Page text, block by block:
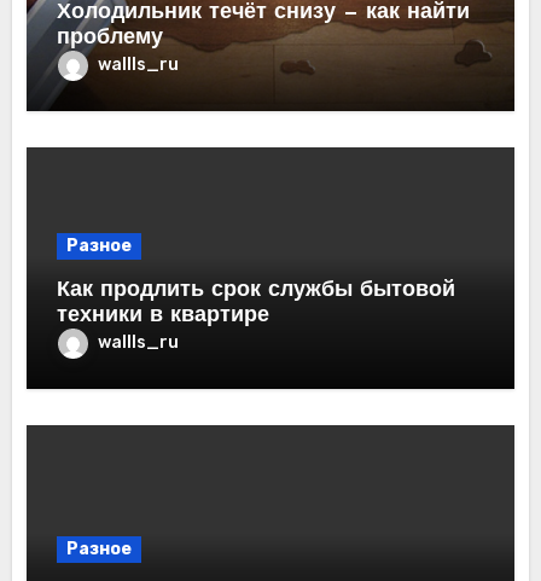
Холодильник течёт снизу — как найти
проблему
wallls_ru
Разное
Как продлить срок службы бытовой
техники в квартире
wallls_ru
Разное